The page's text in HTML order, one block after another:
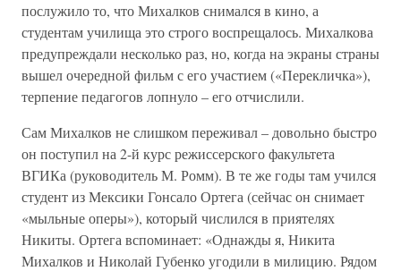
послужило то, что Михалков снимался в кино, а
студентам училища это строго воспрещалось. Михалкова
предупреждали несколько раз, но, когда на экраны страны
вышел очередной фильм с его участием («Перекличка»),
терпение педагогов лопнуло – его отчислили.
Сам Михалков не слишком переживал – довольно быстро
он поступил на 2-й курс режиссерского факультета
ВГИКа (руководитель М. Ромм). В те же годы там учился
студент из Мексики Гонсало Ортега (сейчас он снимает
«мыльные оперы»), который числился в приятелях
Никиты. Ортега вспоминает: «Однажды я, Никита
Михалков и Николай Губенко угодили в милицию. Рядом